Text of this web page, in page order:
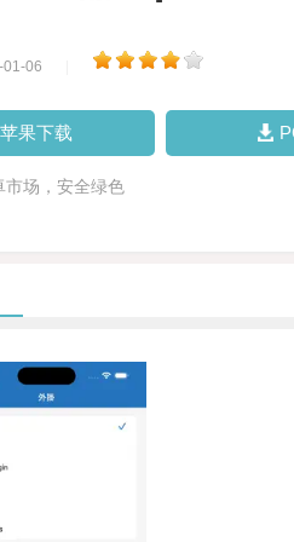
01-06
苹果下载
市场，安全绿色